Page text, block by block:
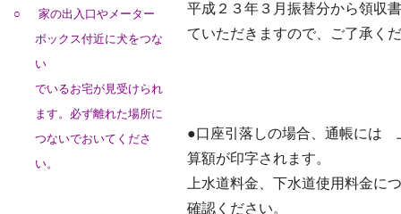
○
家の出入口やメーター
ボックス付近に犬をつな
い
でいるお宅が見受けられ
ます。必ず離れた場所に
つないでおいてくださ
い。
平成２３年３月振替分から領収
ていただきますので、ご了承く
●口座引落しの場合、通帳には
算額が印字されます。
上水道料金、下水道使用料金に
確認ください。